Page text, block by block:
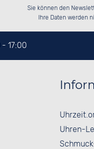
██░░██░░░░░░██░░██░░░░░░██░░██░░
██████░░░░████░░██████░░██░░██░░
░░░░██░░░░░░██░░░░░░██░░██░░██░░
Sie können den
Ihre Daten werden
- 17:00
Uhren-